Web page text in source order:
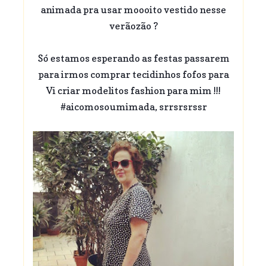
animada pra usar moooito vestido nesse
verãozão ?
Só estamos esperando as festas passarem
para irmos comprar tecidinhos fofos para
Vi criar modelitos fashion para mim !!!
#aicomosoumimada, srrsrsrssr